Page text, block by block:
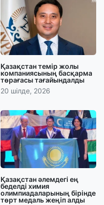
Қазақстан темір жолы
компаниясының басқарма
төрағасы тағайындалды
20 шілде, 2026
Қазақстан әлемдегі ең
беделді химия
олимпиадаларының бірінде
төрт медаль жеңіп алды